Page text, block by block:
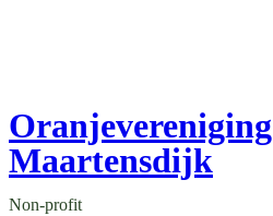
Oranjevereniging
Maartensdijk
Non-profit